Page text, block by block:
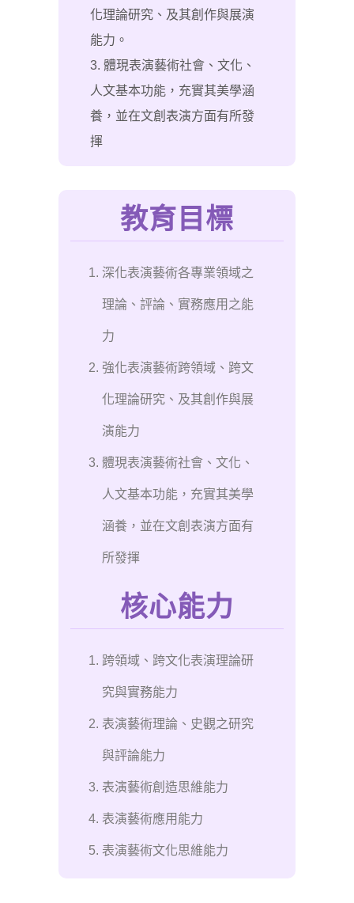
化理論研究、及其創作與展演
能力。
3. 體現表演藝術社會、文化、
人文基本功能，充實其美學涵
養，並在文創表演方面有所發
揮
教育目標
深化表演藝術各專業領域之
理論、評論、實務應用之能
力
強化表演藝術跨領域、跨文
化理論研究、及其創作與展
演能力
體現表演藝術社會、文化、
人文基本功能，充實其美學
涵養，並在文創表演方面有
所發揮
核心能力
跨領域、跨文化表演理論研
究與實務能力
表演藝術理論、史觀之研究
與評論能力
表演藝術創造思維能力
表演藝術應用能力
表演藝術文化思維能力